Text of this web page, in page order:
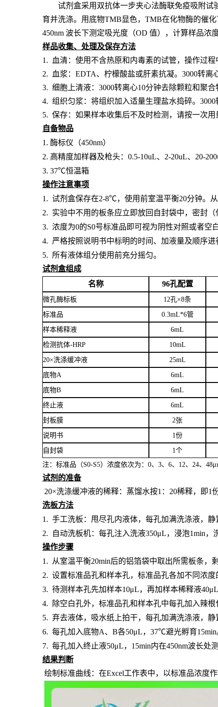
试剂盒采用双抗体一步夹心法酶联免疫吸附试
育并洗涤。用底物TMB显色，TMB在化物酶的催
450nm 波长下测定吸光度（OD 值），计算样品浓
样品收集、处理及保存方法
1. 血清：使用不含热原和内毒素的试管，操作过
2. 血浆：EDTA、柠檬酸盐或肝素抗凝。3000转离
3. 细胞上清液：3000转离心10分钟去除颗粒和聚合
4. 组织匀浆：将组织加入适量生理盐水捣碎。
5. 保存：如果样本收集后不及时检测，请按一次
自备物品
1. 酶标仪（450nm）
2. 高精度加样器及枪头： 0.5-10uL、2-20uL、20-
3. 37℃恒温箱
操作注意事项
1. 试剂盒保存在2-8℃，使用前室温平衡20分钟。
2. 实验中不用的板条应立即放回自封袋中，密封
3. 浓度为0的S0号标准品即可视为阴性对照或者空
4. 严格按照说明书中标明的时间、加液量及顺序
5. 所有液体组分使用前充分摇匀。
试剂盒组成
名称
96孔配置
微孔酶标板 12孔×8条
标准品 0.3mL*6管
样本稀释液 6mL
检测抗体-HRP 10mL
20×洗涤缓冲液 25mL
底物A 6mL
底物B 6mL
终止液 6mL
封板膜 2张
说明书 1份
自封袋
1个
注：标准品（S0-S5）浓度依次为： 0、3、6、12、24、48μ
试剂的准备
20×洗涤缓冲液的稀释：蒸馏水按1：20稀释，即1
洗板方法
1. 手工洗板：甩尽孔内液体，每孔加满洗涤液，静
2.
自动洗板机：每孔注入洗液350μL，浸泡1min，
操作步骤
1.
从室温平衡20min后的铝箔袋中取出所需板条
2. 设置标准品孔和样本孔，标准品孔各加不同浓度
3. 待测样本孔先加样本10μL，再加样本稀释液40μL
4.
除空白孔外， 标准品孔和样本孔中每孔加入辣根
5. 弃去液体，吸水纸上拍干，每孔加满洗涤液，静
6. 每孔加入底物A、B各50μL，37℃避光孵育15min
7. 每孔加入终止液50μL，15min内在450nm波长处
结果判断
绘制标准曲线：在Excel工作表中，以标准品浓度